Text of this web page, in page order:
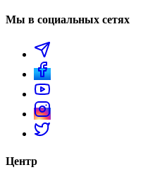
Мы в социальных сетях
Центр